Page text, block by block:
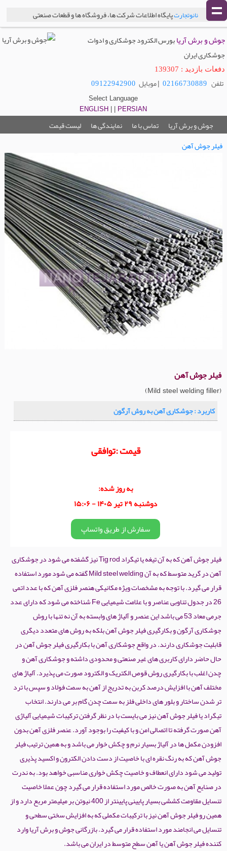
نانوتجارتپایگاه اطلاعات شرکت ها، فروشگاه ها و قطعات صنعتی
جوش و برش آریابورس الکترود جوشکاری و ادوات
جوشکاری ایران
دفعات بازدید : 139307
تلفن 02166730889 | موبایل 09122942900
Select Language
ENGLISH
PERSIAN
جوش و برش آریا تماس با ما نمایندگی ها
لیست قیمت
فیلر جوش آهن
فیلر جوش آهن
(
Mild steel welding filler
)
کاربرد : جوشکاری آهن به روش آرگون
قیمت :توافقی
به روز شده:
دوشنبه ۲۹ تیر ۱۴۰۵ - ۱۵:۰۶
سفارش از طریق واتساپ
فیلر جوش آهن که به آن تیغه یا تیگراد Tig rod نیز گشفته می شود در جوشکاری
آهن در گرید متوسط که به آن Mild steel welding گفته می شود مورد استفاده
قرار می گیرد. با توجه به مشخصات ویژه مکانیکی هنصر فلزی آهن که با عدد اتمی
26 در جدول تناوبی عناصر و با علامت شیمیایی Fe شناخته می شود که دارای عدد
جرمی معاد 53 می باشد این عنصر و آلیاژ های وابسته به آن نه تنها با روش
جوشکاری آرگون و بکارگیری فیلر جوش آهن بلکه به روش های متعدد دیگری
قابلیت جوشکاری دارند. در واقع جوشکاری آهن با بکارگیری فیلر جوش آهن در
حال حاضر دارای کاربری های غیر صنعتی و محدودی داشته و جوشکاری آهن و
چدن اغلب با بکارگیری روش قوص الکتریک و الکترود صورت می پذیرد. آلیاژ های
مختلف آهن با افزایش درصد کربن به تدریج از آهن به سمت فولاد و سپس با ترد
تر شدن ساختار و بلور های داخلی فلز به سمت چدن گام بر می دارند. انتخاب
تیگراد یا فیلر جوش آهن نیز می بایست با در نظر گرفتن ترکیبات شیمیایی آلیاژی
آهن صورت گرفته تا اتصالی امن و با کیفیت را بوجود آورد. عنصر فلزی آهن بدون
افزودن مکمل ها در آلیاژ بسیار نرم و چکش خوار می باشد و به همین ترتیب فیلر
جوش آهن که به رنگ نقره ای با خاصیت از دست دادن الکترون و اکسید پذیری
تولید می شود دارای انعطاف و خاصیت چکش خواری مناسبی خواهد بود. به ندرت
در صنایع آهن به صورت خالص مورد استفاده قرار می گیرد چون عملا خاصیت
تنسایل مقاومت کششی بسیار پایینی پایینتر از 400 نیوتن بر میلیمتر مربع دارد و از
همین رو فیلر جوش آهن نیز با ترکیبات مکملی که به افزایش سختی سطحی و
تنسایل می انجامند مورد استفاده قرار می گیرد. بازرگانی جوش و برش آریا وارد
کننده فیلر جوش آهن یا آهن سطح متوسط در ایران می باشد.